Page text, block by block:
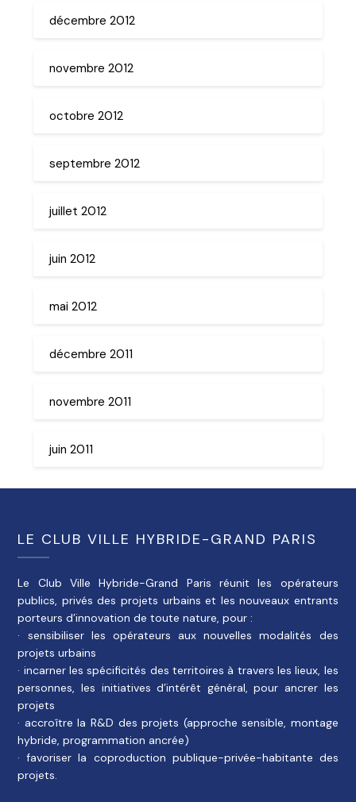
décembre 2012
novembre 2012
octobre 2012
septembre 2012
juillet 2012
juin 2012
mai 2012
décembre 2011
novembre 2011
juin 2011
LE CLUB VILLE HYBRIDE-GRAND PARIS
Le Club Ville Hybride-Grand Paris réunit les opérateurs
publics, privés des projets urbains et les nouveaux entrants
porteurs d’innovation de toute nature, pour :
· sensibiliser les opérateurs aux nouvelles modalités des
projets urbains
· incarner les spécificités des territoires à travers les lieux, les
personnes, les initiatives d’intérêt général, pour ancrer les
projets
· accroître la R&D des projets (approche sensible, montage
hybride, programmation ancrée)
· favoriser la coproduction publique-privée-habitante des
projets.